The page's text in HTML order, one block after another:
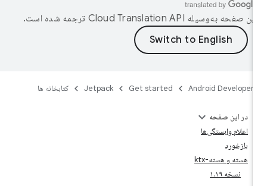
صفحه به‌وسیله
‏Cloud Translation API‏ ترجمه شده است.
Android
Get started
Jetpack کتابخانه ها
در این صفحه
اعلام وابستگی‌ها
بازخورد
هسته و هسته-ktx
نسخه ۱.۱۹